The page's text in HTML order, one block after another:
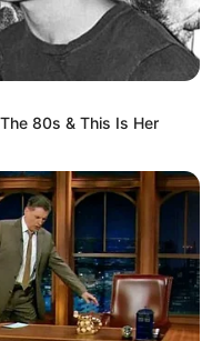
80s & This Is Her